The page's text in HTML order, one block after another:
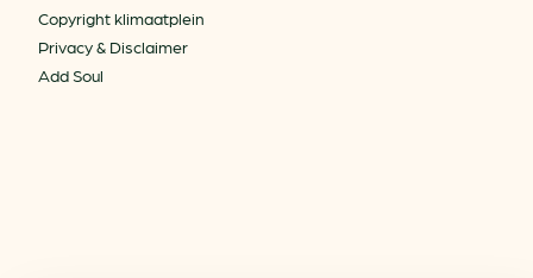
Copyright klimaatplein
Privacy & Disclaimer
Add Soul